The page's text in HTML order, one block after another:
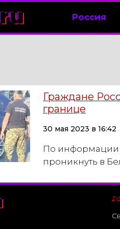
Россия
Граждане
границе
30 мая 2023 в 16:42
По информации
проникнуть в